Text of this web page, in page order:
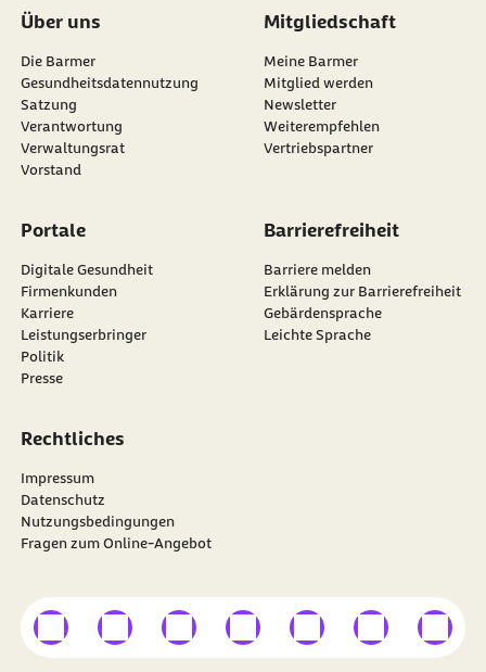
Über uns
Die Barmer
Gesundheitsdatennutzung
Satzung
Verantwortung
Verwaltungsrat
Vorstand
Mitgliedschaft
Meine Barmer
Mitglied werden
Newsletter
externer Link:
Weiterempfehlen
Vertriebspartner
Portale
Digitale Gesundheit
Firmenkunden
Karriere
Leistungserbringer
Politik
Presse
Barrierefreiheit
Barriere melden
Erklärung zur Barrierefreiheit
Gebärdensprache
Leichte Sprache
Rechtliches
Impressum
Datenschutz
Nutzungsbedingungen
Fragen zum Online-Angebot
Besuchen Sie dieBARMER auf
externer Linkexterner Linkexterner Linkexterner Linkexterner Linkexterner Link